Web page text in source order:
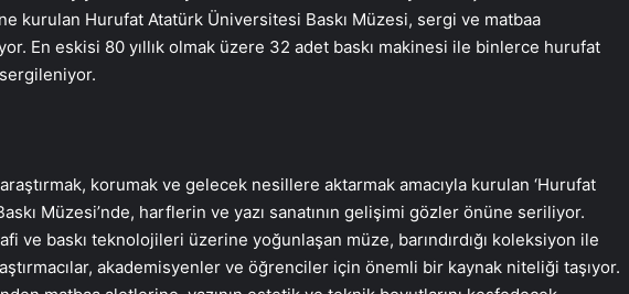
kurulan Hurufat Atatürk Üniversitesi Baskı Müzesi, sergi ve matbaa
En eskisi 80 yıllık olmak üzere 32 adet baskı makinesi ile binlerce hurufat
korumak ve gelecek nesillere aktarmak amacıyla kurulan ‘Hurufat
Müzesi’nde, harflerin ve yazı sanatının gelişimi gözler önüne seriliyor.
ve baskı teknolojileri üzerine yoğunlaşan müze, barındırdığı koleksiyon ile
akademisyenler ve öğrenciler için önemli bir kaynak niteliği taşıyor.